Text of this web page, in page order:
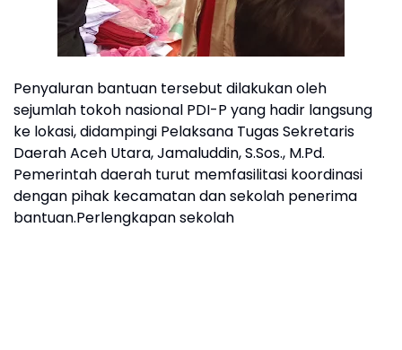
Penyaluran bantuan tersebut dilakukan oleh
sejumlah tokoh nasional PDI-P yang hadir langsung
ke lokasi, didampingi Pelaksana Tugas Sekretaris
Daerah Aceh Utara, Jamaluddin, S.Sos., M.Pd.
Pemerintah daerah turut memfasilitasi koordinasi
dengan pihak kecamatan dan sekolah penerima
bantuan.Perlengkapan sekolah